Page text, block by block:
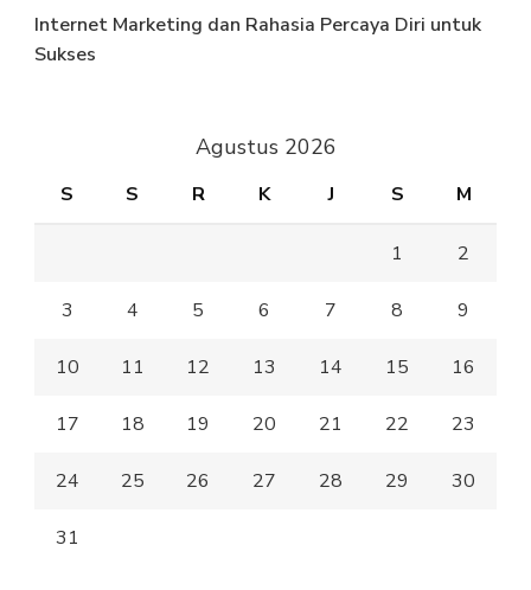
Internet Marketing dan Rahasia Percaya Diri untuk
Sukses
Agustus 2026
S S R K J S M
1 2
3 4 5 6 7 8 9
10 11 12 13 14 15 16
17 18 19 20 21 22 23
24 25 26 27 28 29 30
31